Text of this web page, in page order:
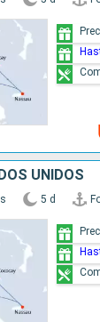
UNIDOS
5 d